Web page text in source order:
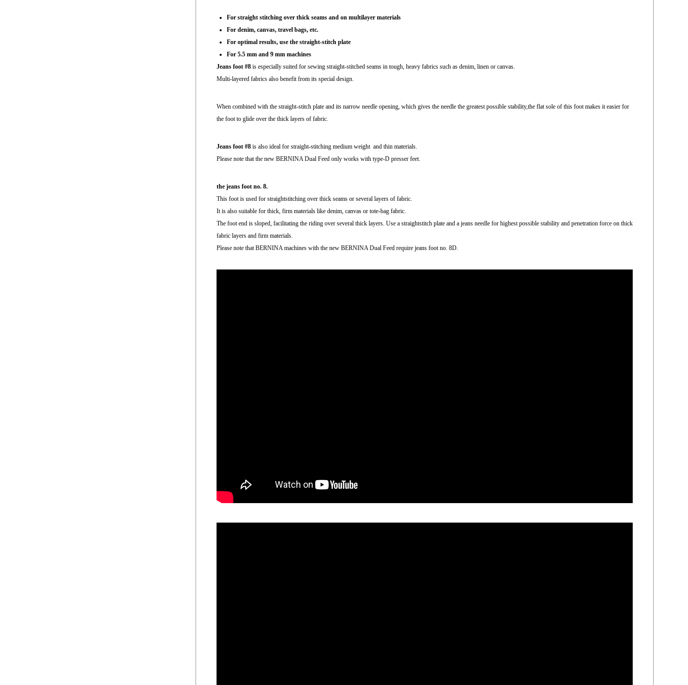
For straight stitching over thick seams and on multilayer materials
For denim, canvas, travel bags, etc.
For optimal results, use the straight-stitch plate
For 5.5 mm and 9 mm machines
Jeans foot #8is especially suited for sewing straight-stitched seams in tough, heavy fabrics such as denim, linen or canvas.
Multi-layered fabrics also benefit from its special design.
When combined with the straight-stitch plate and its narrow needle opening, which gives the needle the greatest possible stability,the flat sole of this foot makes it easier for
the foot to glide over the thick layers of fabric.
Jeans foot #8is also ideal for straight-stitching medium weight and thin materials.
Please note that the new BERNINA Dual Feed only works with type-D presser feet.
the jeans foot no. 8.
This foot is used for straightstitching over thick seams or several layers of fabric.
It is also suitable for thick, firm materials like denim, canvas or tote-bag fabric.
The foot end is sloped, facilitating the riding over several thick layers. Use a straightstitch plate and a jeans needle for highest possible stability and penetration force on thick
fabric layers and firm materials.
Please note that BERNINA machines with the new BERNINA Dual Feed require jeans foot no. 8D.